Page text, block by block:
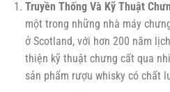
Truyền Thống Và Kỹ Thuật
một trong những nhà máy
ở Scotland, với hơn 200 năm
thiện kỹ thuật chưng cất qua
sản phẩm rượu whisky có chất